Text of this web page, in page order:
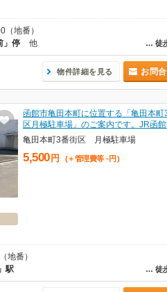
地番）
… 徒
」停 他
物件詳細を見る お問
函館市亀田本町に位置する「亀田本町
区月極駐車場」のご案内です。JR函
亀田本町3番街区 月極駐車場
5,500 円 (＋管理費等 - 円 )
地番）
… 徒
駅